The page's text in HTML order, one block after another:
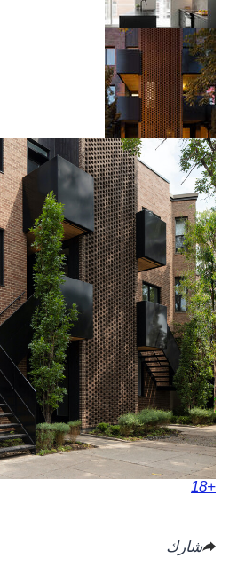
+18
شارك